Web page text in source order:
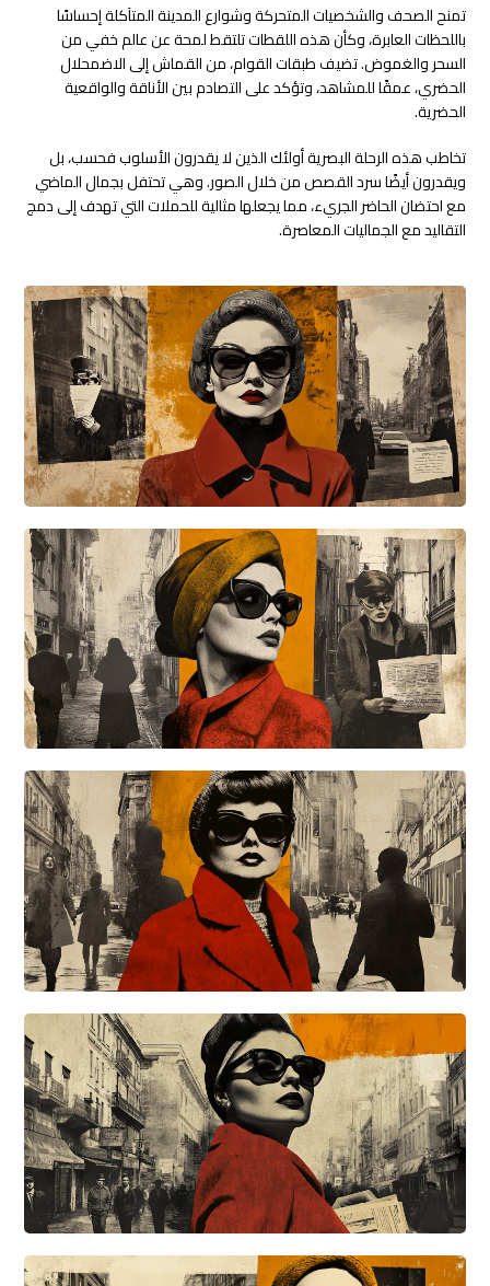
تمنح الصحف والشخصيات المتحركة وشوارع المدينة المتآكلة إحساسًا
باللحظات العابرة، وكأن هذه اللقطات تلتقط لمحة عن عالم خفي من
السحر والغموض. تضيف طبقات القوام، من القماش إلى الاضمحلال
الحضري، عمقًا للمشاهد، وتؤكد على التصادم بين الأناقة والواقعية
الحضرية.
تخاطب هذه الرحلة البصرية أولئك الذين لا يقدرون الأسلوب فحسب، بل
ويقدرون أيضًا سرد القصص من خلال الصور. وهي تحتفل بجمال الماضي
مع احتضان الحاضر الجريء، مما يجعلها مثالية للحملات التي تهدف إلى دمج
التقاليد مع الجماليات المعاصرة.